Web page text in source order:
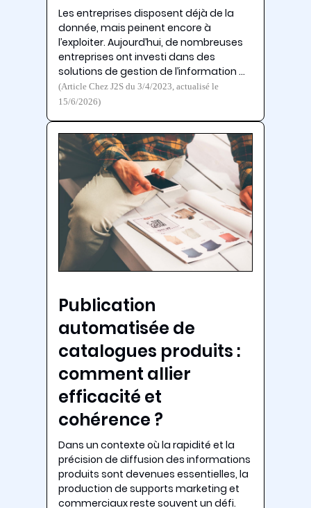
Les entreprises disposent déjà de la
donnée, mais peinent encore à
l’exploiter. Aujourd’hui, de nombreuses
entreprises ont investi dans des
solutions de gestion de l’information …
(Article Chez J2S du 3/4/2023, actualisé le
15/6/2026)
Publication
automatisée de
catalogues produits :
comment allier
efficacité et
cohérence ?
Dans un contexte où la rapidité et la
précision de diffusion des informations
produits sont devenues essentielles, la
production de supports marketing et
commerciaux reste souvent un défi.